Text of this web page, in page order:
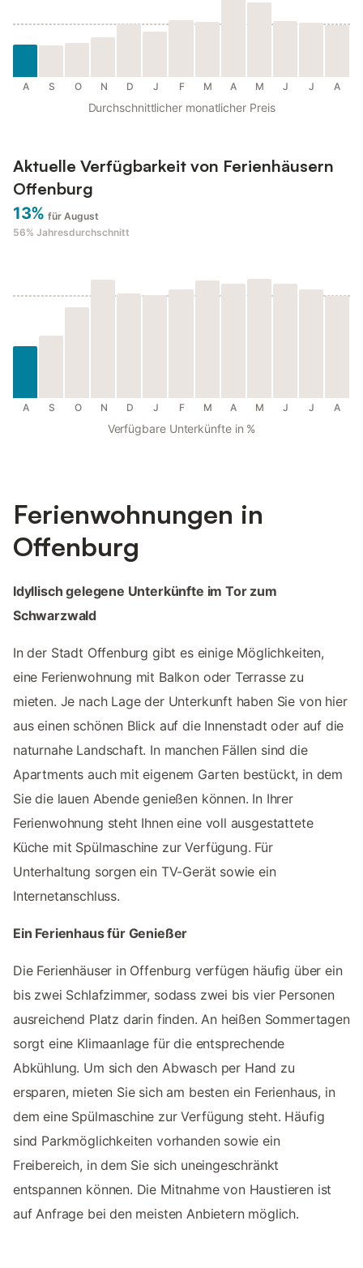
A S O N D J F M A M J J A
Durchschnittlicher monatlicher Preis
Aktuelle Verfügbarkeit von Ferienhäusern
Offenburg
13% für August
56% Jahresdurchschnitt
A S O N D J F M A M J J A
Verfügbare Unterkünfte in %
Ferienwohnungen in
Offenburg
Idyllisch gelegene Unterkünfte im Tor zum
Schwarzwald
In der Stadt Offenburg gibt es einige Möglichkeiten,
eine Ferienwohnung mit Balkon oder Terrasse zu
mieten. Je nach Lage der Unterkunft haben Sie von hier
aus einen schönen Blick auf die Innenstadt oder auf die
naturnahe Landschaft. In manchen Fällen sind die
Apartments auch mit eigenem Garten bestückt, in dem
Sie die lauen Abende genießen können. In Ihrer
Ferienwohnung steht Ihnen eine voll ausgestattete
Küche mit Spülmaschine zur Verfügung. Für
Unterhaltung sorgen ein TV-Gerät sowie ein
Internetanschluss.
Ein Ferienhaus für Genießer
Die Ferienhäuser in Offenburg verfügen häufig über ein
bis zwei Schlafzimmer, sodass zwei bis vier Personen
ausreichend Platz darin finden. An heißen Sommertagen
sorgt eine Klimaanlage für die entsprechende
Abkühlung. Um sich den Abwasch per Hand zu
ersparen, mieten Sie sich am besten ein Ferienhaus, in
dem eine Spülmaschine zur Verfügung steht. Häufig
sind Parkmöglichkeiten vorhanden sowie ein
Freibereich, in dem Sie sich uneingeschränkt
entspannen können. Die Mitnahme von Haustieren ist
auf Anfrage bei den meisten Anbietern möglich.